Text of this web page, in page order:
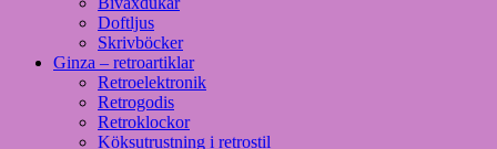
Doftljus
Skrivböcker
Ginza – retroartiklar
Retroelektronik
Retrogodis
Retroklockor
Köksutrustning i retrostil